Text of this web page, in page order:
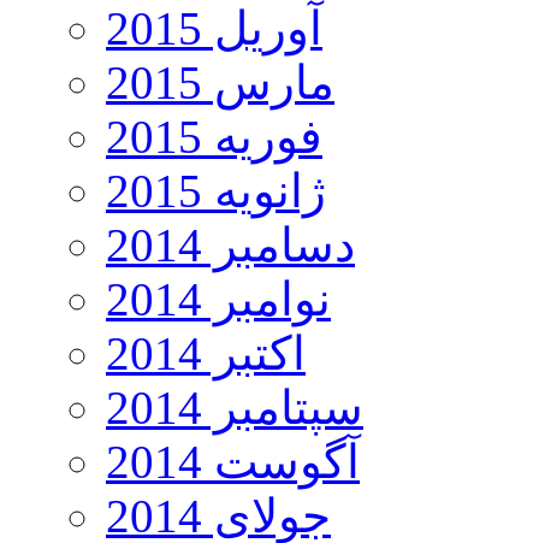
آوریل 2015
مارس 2015
فوریه 2015
ژانویه 2015
دسامبر 2014
نوامبر 2014
اکتبر 2014
سپتامبر 2014
آگوست 2014
جولای 2014